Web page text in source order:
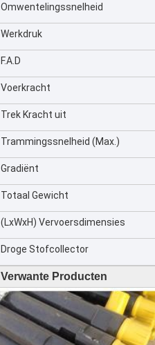
Omwentelingssnelheid
Werkdruk
F.A.D
Voerkracht
Trek Kracht uit
Trammingssnelheid (Max.)
Gradiënt
Totaal Gewicht
(LxWxH) Vervoersdimensies
Droge Stofcollector
Verwante Producten